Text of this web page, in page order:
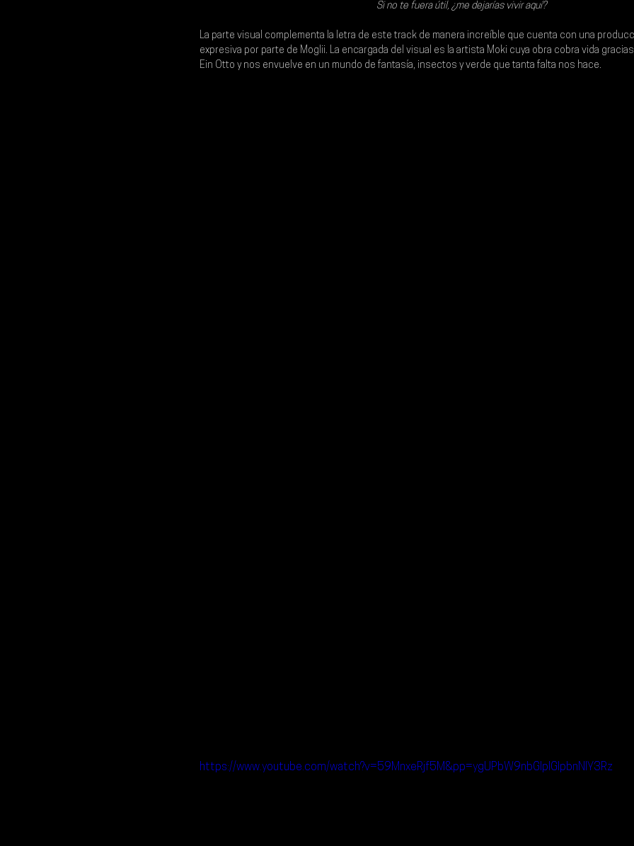
Si no te fuera útil, ¿me dejarías vivir aquí?
La parte visual complementa la letra de este track de manera increíble que cuenta con una
expresiva por parte de Moglii. La encargada del visual es la artista Moki cuya obra cobra vida
Ein Otto y nos envuelve en un mundo de fantasía, insectos y verde que tanta falta nos hace.
https://www.youtube.com/watch?v=59MnxeRjf5M&pp=ygUPbW9nbGlpIGlpbnNlY3Rz